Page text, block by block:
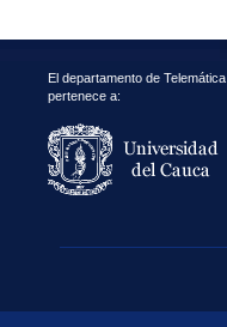
El departamento de Telemática
pertenece a: